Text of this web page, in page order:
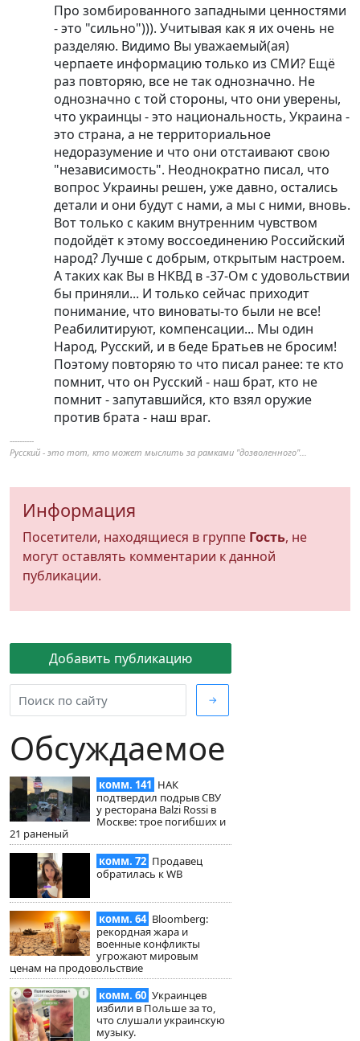
Добавить публикацию
→
Обсуждаемое
комм. 141 НАК
подтвердил подрыв СВУ
у ресторана Balzi Rossi в
Москве: трое погибших и
21 раненый
комм. 72 Продавец
обратилась к WB
комм. 64 Bloomberg:
рекордная жара и
военные конфликты
угрожают мировым
ценам на продовольствие
комм. 60 Украинцев
избили в Польше за то,
что слушали украинскую
музыку.
Про зомбированного западными ценностями
- это "сильно"))). Учитывая как я их очень не
разделяю. Видимо Вы уважаемый(ая)
черпаете информацию только из СМИ? Ещё
раз повторяю, все не так однозначно. Не
однозначно с той стороны, что они уверены,
что украинцы - это национальность, Украина -
это страна, а не территориальное
недоразумение и что они отстаивают свою
"независимость". Неоднократно писал, что
вопрос Украины решен, уже давно, остались
детали и они будут с нами, а мы с ними, вновь.
Вот только с каким внутренним чувством
подойдёт к этому воссоединению Российский
народ? Лучше с добрым, открытым настроем.
А таких как Вы в НКВД в -37-Ом с удовольствии
бы приняли... И только сейчас приходит
понимание, что виноваты-то были не все!
Реабилитируют, компенсации... Мы один
Народ, Русский, и в беде Братьев не бросим!
Поэтому повторяю то что писал ранее: те кто
помнит, что он Русский - наш брат, кто не
помнит - запутавшийся, кто взял оружие
против брата - наш враг.
----------
Русский - это тот, кто может мыслить за рамками "дозволенного"...
Информация
Посетители, находящиеся в группе Гость, не
могут оставлять комментарии к данной
публикации.